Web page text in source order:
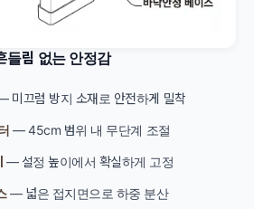
들림 없는 안정감
미끄럼 방지 소재로 안전하게 밀착
— 45cm 범위 내 무단계 조절
— 설정 높이에서 확실하게 고정
— 넓은 접지면으로 하중 분산